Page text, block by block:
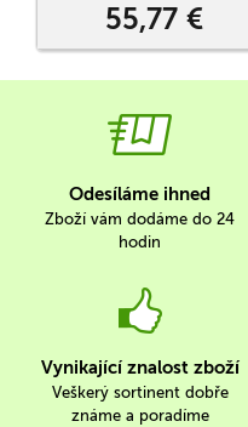
55,77 €
Odesíláme ihned
Zboží vám dodáme do 24
hodin
Vynikající znalost zboží
Veškerý sortinent dobře
známe a poradíme